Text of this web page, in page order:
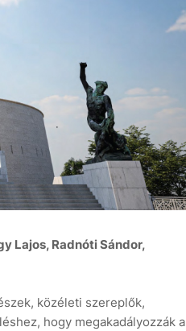
Lajos, Radnóti Sándor,
közéleti szereplők,
hogy megakadályozzák a